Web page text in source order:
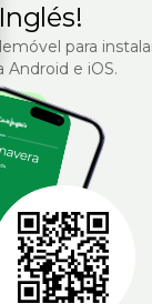
para
Android e iOS.